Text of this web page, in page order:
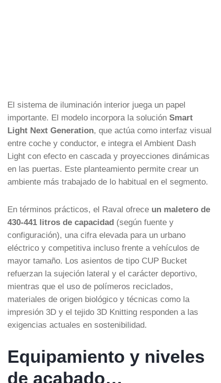
El sistema de iluminación interior juega un papel
importante. El modelo incorpora la solución Smart
Light Next Generation, que actúa como interfaz visual
entre coche y conductor, e integra el Ambient Dash
Light con efecto en cascada y proyecciones dinámicas
en las puertas. Este planteamiento permite crear un
ambiente más trabajado de lo habitual en el segmento.
En términos prácticos, el Raval ofrece un maletero de
430-441 litros de capacidad (según fuente y
configuración), una cifra elevada para un urbano
eléctrico y competitiva incluso frente a vehículos de
mayor tamaño. Los asientos de tipo CUP Bucket
refuerzan la sujeción lateral y el carácter deportivo,
mientras que el uso de polímeros reciclados,
materiales de origen biológico y técnicas como la
impresión 3D y el tejido 3D Knitting responden a las
exigencias actuales en sostenibilidad.
Equipamiento y niveles
de acabado…